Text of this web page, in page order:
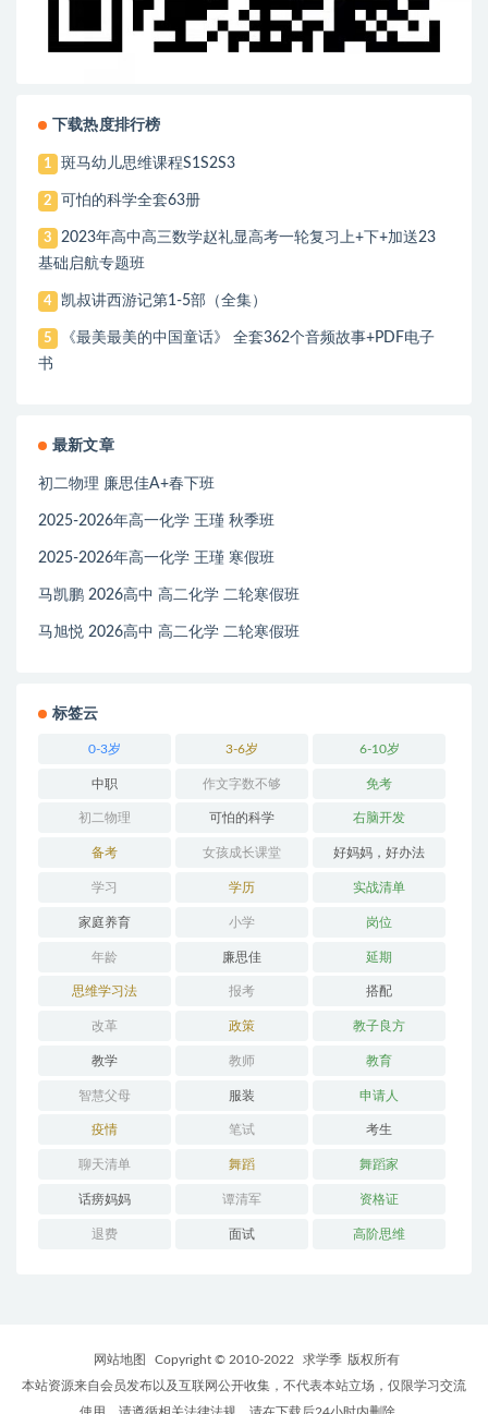
下载热度排行榜
1 斑马幼儿思维课程S1S2S3
2 可怕的科学全套63册
3
2023年高中高三数学赵礼显高考一轮复习上+下+加送23
基础启航专题班
4 凯叔讲西游记第1-5部（全集）
5
《最美最美的中国童话》 全套362个音频故事+PDF电子
书
最新文章
初二物理 廉思佳A+春下班
2025-2026年高一化学 王瑾 秋季班
2025-2026年高一化学 王瑾 寒假班
马凯鹏 2026高中 高二化学 二轮寒假班
马旭悦 2026高中 高二化学 二轮寒假班
标签云
0-3岁 3-6岁 6-10岁
中职 作文字数不够 免考
初二物理 可怕的科学 右脑开发
备考 女孩成长课堂 好妈妈，好办法
学习 学历 实战清单
家庭养育 小学 岗位
年龄 廉思佳 延期
思维学习法 报考 搭配
改革 政策 教子良方
教学 教师 教育
智慧父母 服装 申请人
疫情 笔试 考生
聊天清单 舞蹈 舞蹈家
话痨妈妈 谭清军 资格证
退费 面试 高阶思维
网站地图 Copyright © 2010-2022 求学季 版权所有
本站资源来自会员发布以及互联网公开收集，不代表本站立场，仅限学习交流